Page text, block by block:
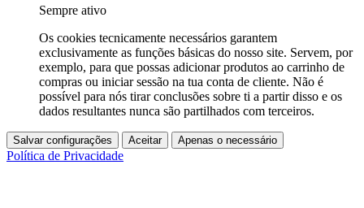
Sempre ativo
Os cookies tecnicamente necessários garantem
exclusivamente as funções básicas do nosso site. Servem, por
exemplo, para que possas adicionar produtos ao carrinho de
compras ou iniciar sessão na tua conta de cliente. Não é
possível para nós tirar conclusões sobre ti a partir disso e os
dados resultantes nunca são partilhados com terceiros.
Salvar configurações Aceitar Apenas o necessário
Política de Privacidade